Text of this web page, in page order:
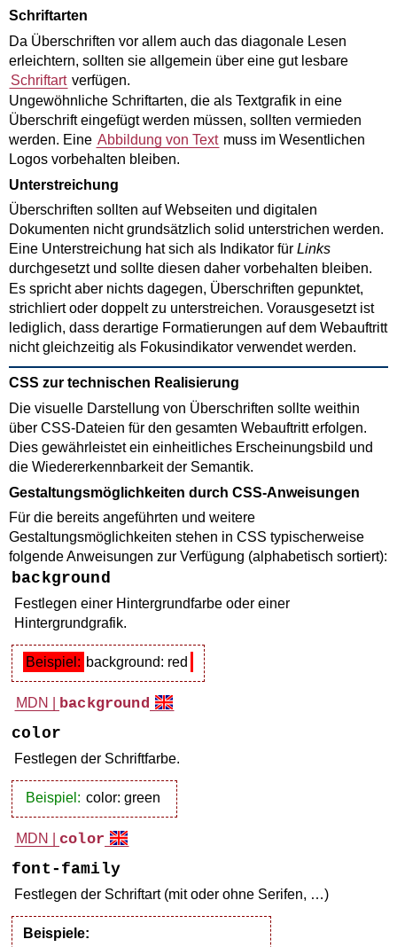
Schriftarten
Da Überschriften vor allem auch das diagonale Lesen
erleichtern, sollten sie allgemein über eine gut lesbare
Schriftart verfügen.
Ungewöhnliche Schriftarten, die als Textgrafik in eine
Überschrift eingefügt werden müssen, sollten vermieden
werden. Eine Abbildung von Text muss im Wesentlichen
Logos vorbehalten bleiben.
Unterstreichung
Überschriften sollten auf Webseiten und digitalen
Dokumenten nicht grundsätzlich solid unterstrichen werden.
Eine Unterstreichung hat sich als Indikator fürLinks
durchgesetzt und sollte diesen daher vorbehalten bleiben.
Es spricht aber nichts dagegen, Überschriften gepunktet,
strichliert oder doppelt zu unterstreichen. Vorausgesetzt ist
lediglich, dass derartige Formatierungen auf dem Webauftritt
nicht gleichzeitig als Fokusindikator verwendet werden.
CSS zur technischen Realisierung
Die visuelle Darstellung von Überschriften sollte weithin
über CSS-Dateien für den gesamten Webauftritt erfolgen.
Dies gewährleistet ein einheitliches Erscheinungsbild und
die Wiedererkennbarkeit der Semantik.
Gestaltungsmöglichkeiten durch CSS-Anweisungen
Für die bereits angeführten und weitere
Gestaltungsmöglichkeiten stehen in CSS typischerweise
folgende Anweisungen zur Verfügung (alphabetisch sortiert):
background
Festlegen einer Hintergrundfarbe oder einer
Hintergrundgrafik.
Beispiel: background: red
MDN | background
color
Festlegen der Schriftfarbe.
Beispiel: color: green
MDN | color
font-family
Festlegen der Schriftart (mit oder ohne Serifen, …)
Beispiele: